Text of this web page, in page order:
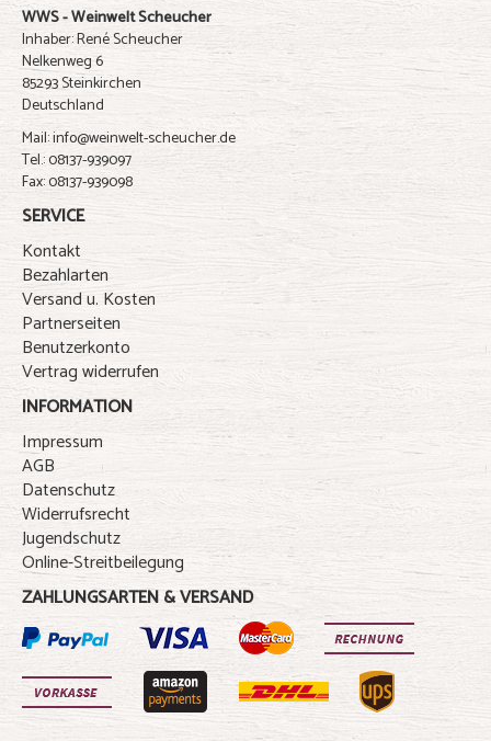
WWS - Weinwelt Scheucher
Inhaber: René Scheucher
Nelkenweg 6
85293 Steinkirchen
Deutschland
Mail: info@weinwelt-scheucher.de
Tel.: 08137-939097
Fax: 08137-939098
SERVICE
Kontakt
Bezahlarten
Versand u. Kosten
Partnerseiten
Benutzerkonto
Vertrag widerrufen
INFORMATION
Impressum
AGB
Datenschutz
Widerrufsrecht
Jugendschutz
Online-Streitbeilegung
ZAHLUNGSARTEN & VERSAND